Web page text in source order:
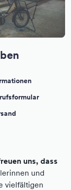
uns, dass
und
vielfältigen